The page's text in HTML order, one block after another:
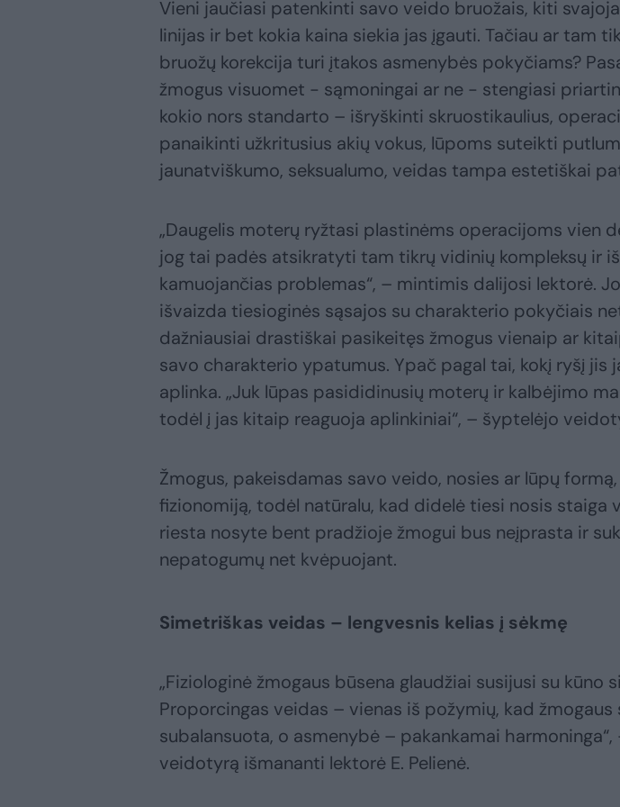
Vieni jaučiasi patenkinti savo veido bruožais, kiti
linijas ir bet kokia kaina siekia jas įgauti. Tačiau ar tam
bruožų korekcija turi įtakos asmenybės pokyčiams?
žmogus visuomet - sąmoningai ar ne - stengiasi
kokio nors standarto – išryškinti skruostikaulius,
panaikinti užkritusius akių vokus, lūpoms suteikti
jaunatviškumo, seksualumo, veidas tampa estetiškai
„Daugelis moterų ryžtasi plastinėms operacijoms vien
jog tai padės atsikratyti tam tikrų vidinių kompleksų ir
kamuojančias problemas“, – mintimis dalijosi lektorė.
išvaizda tiesioginės sąsajos su charakterio pokyčiais
dažniausiai drastiškai pasikeitęs žmogus vienaip ar
savo charakterio ypatumus. Ypač pagal tai, kokį ryšį jis
aplinka. „Juk lūpas pasididinusių moterų ir kalbėjimo
todėl į jas kitaip reaguoja aplinkiniai“, – šyptelėjo
Žmogus, pakeisdamas savo veido, nosies ar lūpų
fizionomiją, todėl natūralu, kad didelė tiesi nosis staiga
riesta nosyte bent pradžioje žmogui bus neįprasta ir
nepatogumų net kvėpuojant.
Simetriškas veidas – lengvesnis kelias į sėkmę
„Fiziologinė žmogaus būsena glaudžiai susijusi su kūno
Proporcingas veidas – vienas iš požymių, kad žmogaus
subalansuota, o asmenybė – pakankamai harmoninga“,
veidotyrą išmananti lektorė E. Pelienė.